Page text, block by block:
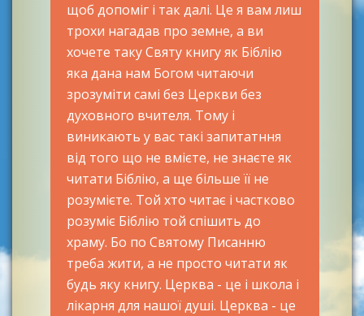
щоб допоміг і так далі. Це я вам лиш
трохи нагадав про земне, а ви
хочете таку Святу книгу як Біблію
яка дана нам Богом читаючи
зрозуміти самі без Церкви без
духовного вчителя. Тому і
виникають у вас такі запитатння
від того що не вмієте, не знаєте як
читати Біблію, а ще більше її не
розумієте. Той хто читає і частково
розуміє Біблію той спішить до
храму. Бо по Святому Писанню
треба жити, а не просто читати як
будь яку книгу. Церква - це і школа і
лікарня для нашої душі. Церква - це